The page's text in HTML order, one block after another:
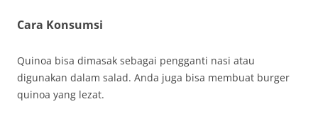
Cara Konsumsi
Quinoa bisa dimasak sebagai pengganti nasi atau
digunakan dalam salad. Anda juga bisa membuat burger
quinoa yang lezat.